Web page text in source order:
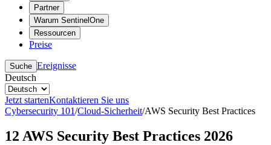
Partner
Warum SentinelOne
Ressourcen
Preise
Suche Ereignisse
Deutsch
Jetzt startenKontaktieren Sie uns
Cybersecurity 101/Cloud-Sicherheit/AWS Security Best Practices
12 AWS Security Best Practices 2026